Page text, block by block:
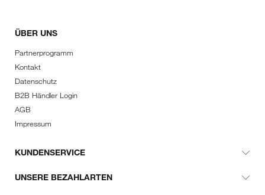
ÜBER UNS
Partnerprogramm
Kontakt
Datenschutz
B2B Händler Login
AGB
Impressum
KUNDENSERVICE
UNSERE BEZAHLARTEN